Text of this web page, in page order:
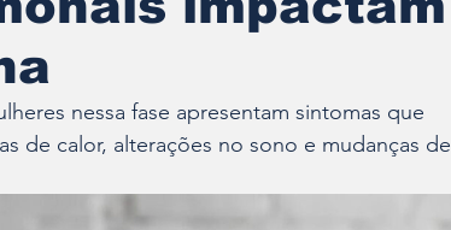
nessa fase apresentam sintomas que
de calor, alterações no sono e mudanças de